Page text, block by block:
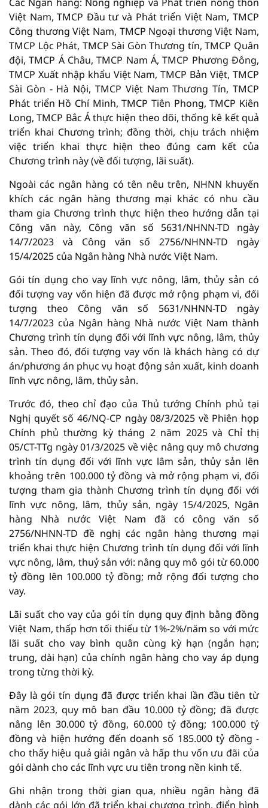
Việt Nam, TMCP Đầu tư và Phát triển Việt Nam, TMCP
Công thương Việt Nam, TMCP Ngoại thương Việt Nam,
TMCP Lộc Phát, TMCP Sài Gòn Thương tín, TMCP Quân
đội, TMCP Á Châu, TMCP Nam Á, TMCP Phương Đông,
TMCP Xuất nhập khẩu Việt Nam, TMCP Bản Việt, TMCP
Sài Gòn - Hà Nội, TMCP Việt Nam Thương Tín, TMCP
Phát triển Hồ Chí Minh, TMCP Tiên Phong, TMCP Kiên
Long, TMCP Bắc Á thực hiện theo dõi, thống kê kết quả
triển khai Chương trình; đồng thời, chịu trách nhiệm
việc triển khai thực hiện theo đúng cam kết của
Chương trình này (về đối tượng, lãi suất).
Ngoài các ngân hàng có tên nêu trên, NHNN khuyến
khích các ngân hàng thương mại khác có nhu cầu
tham gia Chương trình thực hiện theo hướng dẫn tại
Công văn này, Công văn số 5631/NHNN-TD ngày
14/7/2023 và Công văn số 2756/NHNN-TD ngày
15/4/2025 của Ngân hàng Nhà nước Việt Nam.
Gói tín dụng cho vay lĩnh vực nông, lâm, thủy sản có
đối tượng vay vốn hiện đã được mở rộng phạm vi, đối
tượng theo Công văn số 5631/NHNN-TD ngày
14/7/2023 của Ngân hàng Nhà nước Việt Nam thành
Chương trình tín dụng đối với lĩnh vực nông, lâm, thủy
sản. Theo đó, đối tượng vay vốn là khách hàng có dự
án/phương án phục vụ hoạt động sản xuất, kinh doanh
lĩnh vực nông, lâm, thủy sản.
Trước đó, theo chỉ đạo của Thủ tướng Chính phủ tại
Nghị quyết số 46/NQ-CP ngày 08/3/2025 về Phiên họp
Chính phủ thường kỳ tháng 2 năm 2025 và Chỉ thị
05/CT-TTg ngày 01/3/2025 về việc nâng quy mô chương
trình tín dụng đối với lĩnh vực lâm sản, thủy sản lên
khoảng trên 100.000 tỷ đồng và mở rộng phạm vi, đối
tượng tham gia thành Chương trình tín dụng đối với
lĩnh vực nông, lâm, thủy sản, ngày 15/4/2025, Ngân
hàng Nhà nước Việt Nam đã có công văn số
2756/NHNN-TD đề nghị các ngân hàng thương mại
triển khai thực hiện Chương trình tín dụng đối với lĩnh
vực nông, lâm, thuỷ sản với: nâng quy mô gói từ 60.000
tỷ đồng lên 100.000 tỷ đồng; mở rộng đối tượng cho
vay.
Lãi suất cho vay của gói tín dụng quy định bằng đồng
Việt Nam, thấp hơn tối thiểu từ 1%-2%/năm so với mức
lãi suất cho vay bình quân cùng kỳ hạn (ngắn hạn;
trung, dài hạn) của chính ngân hàng cho vay áp dụng
trong từng thời kỳ.
Đây là gói tín dụng đã được triển khai lần đầu tiên từ
năm 2023, quy mô ban đầu 10.000 tỷ đồng; đã được
nâng lên 30.000 tỷ đồng, 60.000 tỷ đồng; 100.000 tỷ
đồng và hiện hướng đến doanh số 185.000 tỷ đồng -
cho thấy hiệu quả giải ngân và hấp thu vốn ưu đãi của
gói dành cho các lĩnh vực ưu tiên trong nền kinh tế.
Ghi nhận trong thời gian qua, nhiều ngân hàng đã
dành các gói lớn đã triển khai chương trình, điển hình